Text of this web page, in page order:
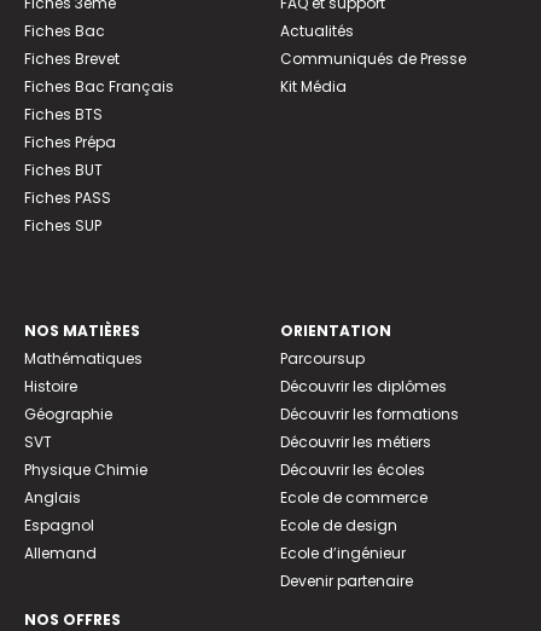
Fiches Bac
Fiches Brevet
Fiches Bac Français
Fiches BTS
Fiches Prépa
Fiches BUT
Fiches PASS
Fiches SUP
Actualités
Communiqués de Presse
Kit Média
NOS MATIÈRES
Mathématiques
Histoire
Géographie
SVT
Physique Chimie
Anglais
Espagnol
Allemand
NOS OFFRES
ORIENTATION
Parcoursup
Découvrir les diplômes
Découvrir les formations
Découvrir les métiers
Découvrir les écoles
Ecole de commerce
Ecole de design
Ecole d’ingénieur
Devenir partenaire